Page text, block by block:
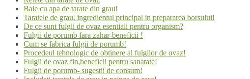
Baie cu apa de tarate din grau!
Taratele de grau, ingredientul principal in prepararea borsului!
De ce sunt fulgii de ovaz esentiali pentru organism?
Fulgii de porumb fara zahar-beneficii !
Cum se fabrica fulgii de porumb!
Procedeul tehnologic de obtinere al fulgilor de ovaz!
Fulgii de ovaz fin,beneficii pentru sanatate!
Fulgii de porumb- sugestii de consum!